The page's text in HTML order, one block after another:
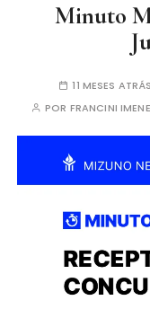
Minuto
11 MESES ATRÁS
POR FRANCINI